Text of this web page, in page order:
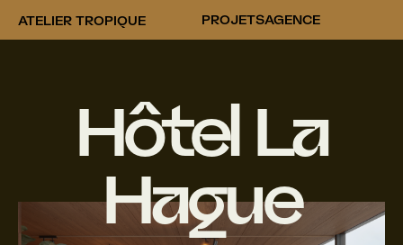
ATELIER TROPIQUE PROJETSAGENCE
Hôtel La
Hague